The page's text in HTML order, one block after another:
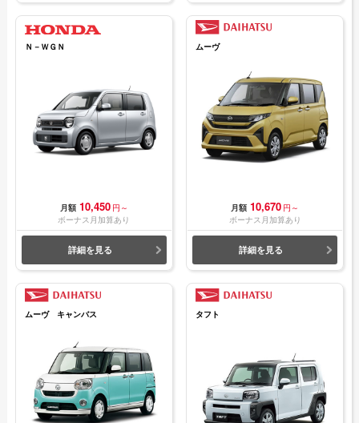
Ｎ－ＷＧＮ
月額 10,450 円～
ボーナス月加算あり
詳細を見る
ムーヴ
月額 10,670 円～
ボーナス月加算あり
詳細を見る
ムーヴ キャンバス タフト